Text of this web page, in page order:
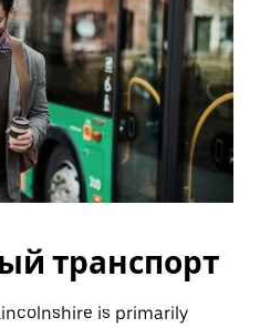
транспорт
is primarily